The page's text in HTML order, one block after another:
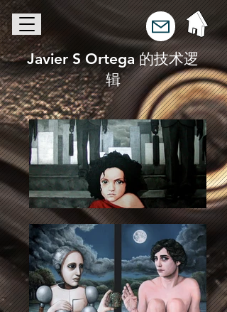
Javier S Ortega 的技术逻
辑
艺术 |哈维尔·奥尔特
加 |西雅图最具影响
力的艺术家之一